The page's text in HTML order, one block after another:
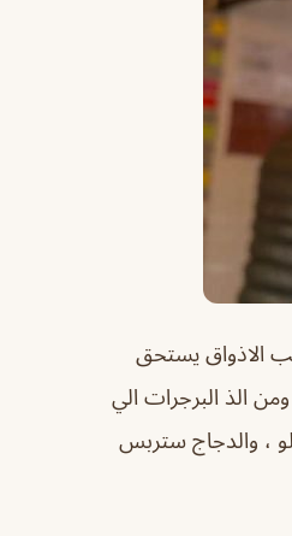
الاذواق يستحق
الذ البرجرات الي
، والدجاج ستربس